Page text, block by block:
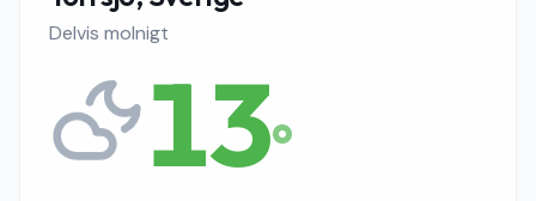
Delvis molnigt
13°